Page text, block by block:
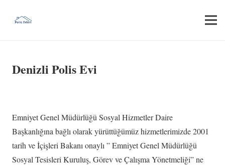
Denizli Polis Evi
Emniyet Genel Müdürlüğü Sosyal Hizmetler Daire
Başkanlığına bağlı olarak yürüttüğümüz hizmetlerimizde 2001
tarih ve İçişleri Bakanı onaylı ” Emniyet Genel Müdürlüğü
Sosyal Tesisleri Kuruluş, Görev ve Çalışma Yönetmeliği” ne